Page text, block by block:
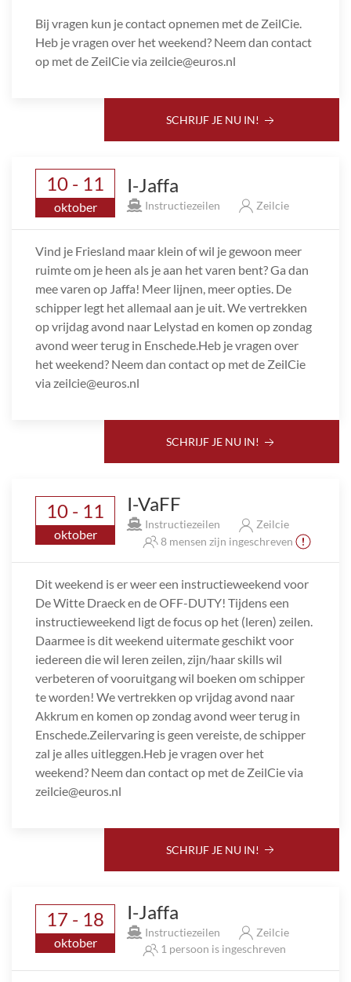
Bij vragen kun je contact opnemen met de ZeilCie.
Heb je vragen over het weekend? Neem dan contact
op met de ZeilCie via zeilcie@euros.nl
SCHRIJF JE NU IN!
10 - 11
oktober
I-Jaffa
Instructiezeilen Zeilcie
Vind je Friesland maar klein of wil je gewoon meer
ruimte om je heen als je aan het varen bent? Ga dan
mee varen op Jaffa! Meer lijnen, meer opties. De
schipper legt het allemaal aan je uit. We vertrekken
op vrijdag avond naar Lelystad en komen op zondag
avond weer terug in Enschede.Heb je vragen over
het weekend? Neem dan contact op met de ZeilCie
via zeilcie@euros.nl
SCHRIJF JE NU IN!
10 - 11
oktober
I-VaFF
Instructiezeilen
Zeilcie
8 mensen zijn ingeschreven
Dit weekend is er weer een instructieweekend voor
De Witte Draeck en de OFF-DUTY! Tijdens een
instructieweekend ligt de focus op het (leren) zeilen.
Daarmee is dit weekend uitermate geschikt voor
iedereen die wil leren zeilen, zijn/haar skills wil
verbeteren of vooruitgang wil boeken om schipper
te worden! We vertrekken op vrijdag avond naar
Akkrum en komen op zondag avond weer terug in
Enschede.Zeilervaring is geen vereiste, de schipper
zal je alles uitleggen.Heb je vragen over het
weekend? Neem dan contact op met de ZeilCie via
zeilcie@euros.nl
SCHRIJF JE NU IN!
17 - 18
oktober
I-Jaffa
Instructiezeilen
Zeilcie
1 persoon is ingeschreven